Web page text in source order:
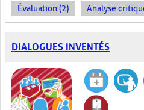
Évaluation (2) Analyse
DIALOGUES INVENTÉS